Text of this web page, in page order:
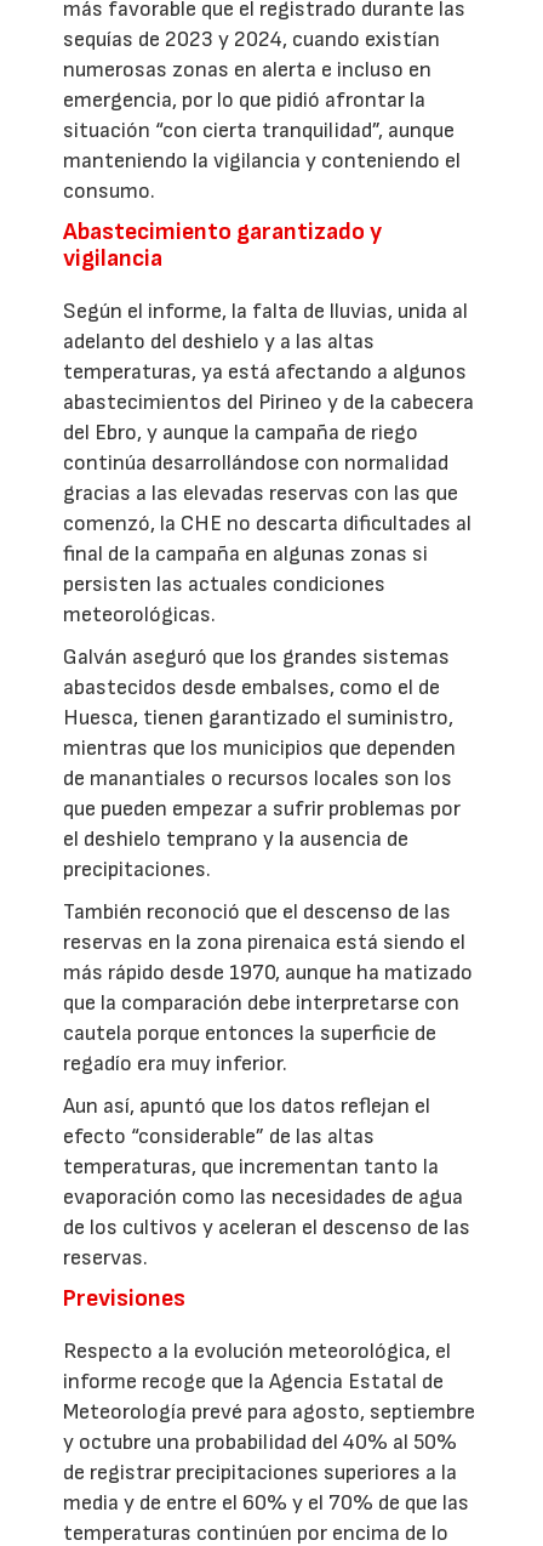
más favorable que el registrado durante las
sequías de 2023 y 2024, cuando existían
numerosas zonas en alerta e incluso en
emergencia, por lo que pidió afrontar la
situación “con cierta tranquilidad”, aunque
manteniendo la vigilancia y conteniendo el
consumo.
Abastecimiento garantizado y
vigilancia
Según el informe, la falta de lluvias, unida al
adelanto del deshielo y a las altas
temperaturas, ya está afectando a algunos
abastecimientos del Pirineo y de la cabecera
del Ebro, y aunque la campaña de riego
continúa desarrollándose con normalidad
gracias a las elevadas reservas con las que
comenzó, la CHE no descarta dificultades al
final de la campaña en algunas zonas si
persisten las actuales condiciones
meteorológicas.
Galván aseguró que los grandes sistemas
abastecidos desde embalses, como el de
Huesca, tienen garantizado el suministro,
mientras que los municipios que dependen
de manantiales o recursos locales son los
que pueden empezar a sufrir problemas por
el deshielo temprano y la ausencia de
precipitaciones.
También reconoció que el descenso de las
reservas en la zona pirenaica está siendo el
más rápido desde 1970, aunque ha matizado
que la comparación debe interpretarse con
cautela porque entonces la superficie de
regadío era muy inferior.
Aun así, apuntó que los datos reflejan el
efecto “considerable” de las altas
temperaturas, que incrementan tanto la
evaporación como las necesidades de agua
de los cultivos y aceleran el descenso de las
reservas.
Previsiones
Respecto a la evolución meteorológica, el
informe recoge que la Agencia Estatal de
Meteorología prevé para agosto, septiembre
y octubre una probabilidad del 40% al 50%
de registrar precipitaciones superiores a la
media y de entre el 60% y el 70% de que las
temperaturas continúen por encima de lo